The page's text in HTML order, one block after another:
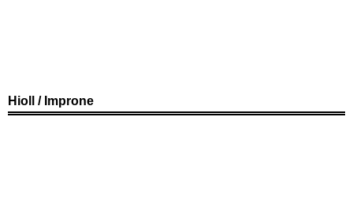
Hioll / Improne